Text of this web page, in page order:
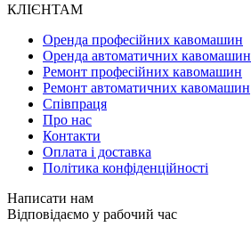
КЛІЄНТАМ
Оренда професійних кавомашин
Оренда автоматичних кавомашин
Ремонт професійних кавомашин
Ремонт автоматичних кавомашин
Співпраця
Про нас
Контакти
Оплата і доставка
Політика конфіденційності
Написати нам
Відповідаємо у рабочий час